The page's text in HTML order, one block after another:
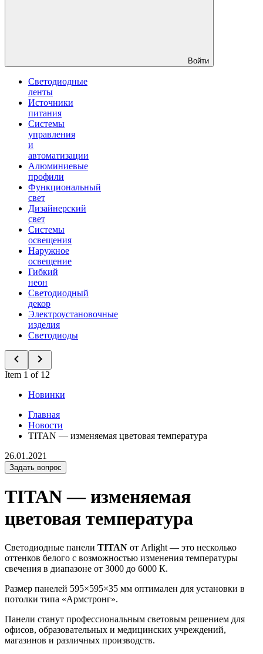
Войти
Светодиодные
ленты
Источники
питания
Системы
управления
и
автоматизации
Алюминиевые
профили
Функциональный
свет
Дизайнерский
свет
Системы
освещения
Наружное
освещение
Гибкий
неон
Светодиодный
декор
Электроустановочные
изделия
Светодиоды
Item 1 of 12
Новинки
Главная
Новости
TITAN — изменяемая цветовая температура
26.01.2021
Задать вопрос
TITAN — изменяемая
цветовая температура
Светодиодные панели TITAN от Arlight — это несколько
оттенков белого с возможностью изменения температуры
свечения в диапазоне от 3000 до 6000 К.
Размер панелей 595×595×35 мм оптимален для установки в
потолки типа «Армстронг».
Панели станут профессиональным световым решением для
офисов, образовательных и медицинских учреждений,
магазинов и различных производств.